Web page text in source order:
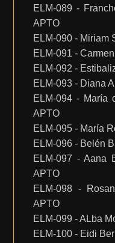
ELM-089 -
APTO
ELM-090 - Miriam
ELM-091 -
ELM-092 -
ELM-093 - Diana
ELM-094 - María
APTO
ELM-095 - María
ELM-096 - Belén
ELM-097 - Aana
APTO
ELM-098 -
APTO
ELM-099 - ALba
ELM-100 - Eidi